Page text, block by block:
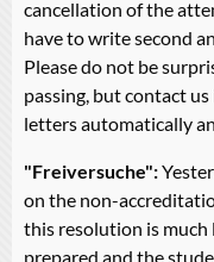
cancellation of the
have to write second
Please do not be
passing, but contact
letters automatically
"Freiversuche":
on the non-
this resolution is much
prepared and the